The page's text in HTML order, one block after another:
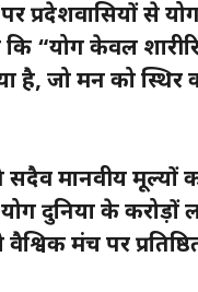
प्रदेशवासियों से
कि “योग केवल
है, जो मन को
सदैव मानवीय मूल्यों
दुनिया के करोड़ों
मंच पर